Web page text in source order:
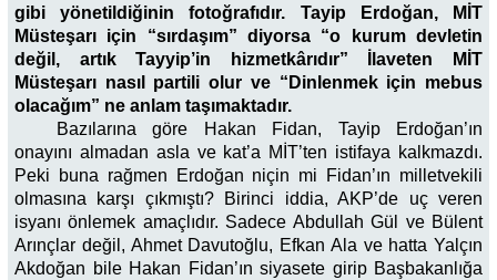
gibi yönetildiğinin fotoğrafıdır. Tayip Erdoğan, MİT
Müsteşarı için “sırdaşım” diyorsa “o kurum devletin
değil, artık Tayyip’in hizmetkârıdır” İlaveten MİT
Müsteşarı nasıl partili olur ve “Dinlenmek için mebus
olacağım” ne anlam taşımaktadır.
Bazılarına göre Hakan Fidan, Tayip Erdoğan’ın
onayını almadan asla ve kat’a MİT’ten istifaya kalkmazdı.
Peki buna rağmen Erdoğan niçin mi Fidan’ın milletvekili
olmasına karşı çıkmıştı? Birinci iddia, AKP’de uç veren
isyanı önlemek amaçlıdır. Sadece Abdullah Gül ve Bülent
Arınçlar değil, Ahmet Davutoğlu, Efkan Ala ve hatta Yalçın
Akdoğan bile Hakan Fidan’ın siyasete girip Başbakanlığa